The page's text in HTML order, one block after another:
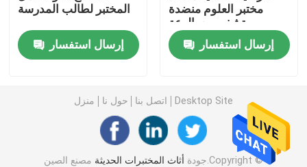
مجلس الوزراء السلامة البيولوجية
صندوق تمرير المختبر
كرسي مختبر البراز
المختبر لطالب المدرسة
إرسال استفسار
مختبر العلوم منضدة
مستشفى مع بالوعة
إرسال استفسار
منزل حول نا اتصل بنا Desktop Site
جودة أثاث المختبرات الحديثة مصنع الصين.Copyright ©